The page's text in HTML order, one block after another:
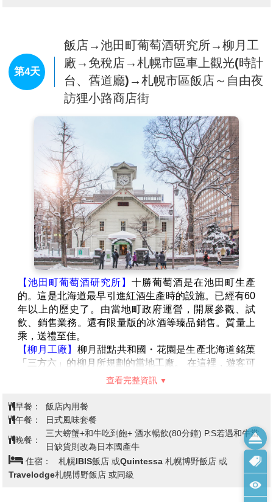
類，透明度最高時接近40公尺，曾經是世界上透明度最
高的湖泊。
第4天
飯店→池田町葡萄酒研究所→柳月工
廠→免稅店→札幌市區車上觀光(時計
台、舊道廳)→札幌市區飯店～自由夜
訪狸小路商店街
【池田町葡萄酒研究所】 十勝葡萄酒是在池田町生產
的。這是北海道最早引進紅酒生產時的設施。已經有60
年以上的歷史了。由當地町政府運營，開展參觀、試
飲、銷售業務。還有限量版的冰酒等臻品銷售。質量上
乘，送禮至佳。
【柳月工廠】 柳月甜點共和國・花園是生產北海道銘菓
「三方六」的柳月所規劃的當地工廠。 在這裡，遊客可
以了解製造過程、感受食品製作工序中講究的安心與安
【免稅店】在這裡有許多伴手禮您可自由購物送給親朋
好友。
【時計台】札幌的象徵符號之一「時計台」，是西元
1878年舊札幌農校的演武場，是樓高兩層的木造西式洋
館，塔上的時鐘是美國製造的，至今還能聽到響亮的鐘
聲：其內部為札幌「歷史館」，展示有關札幌市的歷史
查看完整資訊
早餐：
飯店內用餐
午餐：
日式風味套餐
晚餐：
三大螃蟹+和牛吃到飽+ 酒水暢飲(80分鐘) P.S若遇和牛當
日缺貨則改為日本國產牛
住宿：
札幌IBIS飯店 或Quintessa 札幌博野飯店 或
Travelodge札幌博野飯店 或同級